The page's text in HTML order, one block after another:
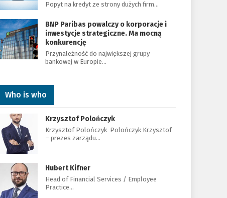
Popyt na kredyt ze strony dużych firm…
BNP Paribas powalczy o korporacje i
inwestycje strategiczne. Ma mocną
konkurencję
Przynależność do największej grupy
bankowej w Europie…
Who is who
Krzysztof Polończyk
Krzysztof Polończyk Polończyk Krzysztof
– prezes zarządu…
Hubert Kifner
Head of Financial Services / Employee
Practice…